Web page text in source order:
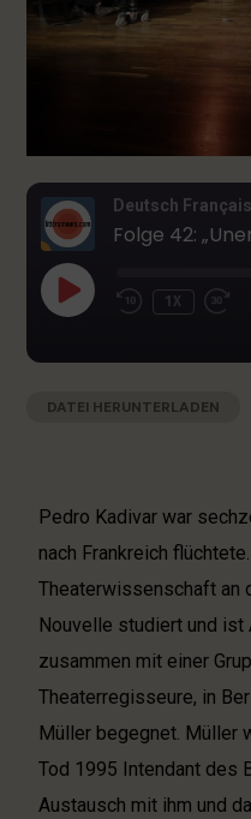
Deutsch Français
1X
Apple Podcasts
RSS FEED
SHARE
EMBED
DATEI HERUNTERLADEN
Pedro Kadivar war
nach Frankreich
Theaterwissenschaft an
Nouvelle studiert und ist
zusammen mit einer
Theaterregisseure, in
Müller begegnet. Müller
Tod 1995 Intendant des
Austausch mit ihm und